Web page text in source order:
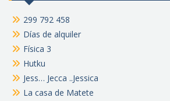
299 792 458
Días de alquiler
Física 3
Hutku
Jess… Jecca ..Jessica
La casa de Matete